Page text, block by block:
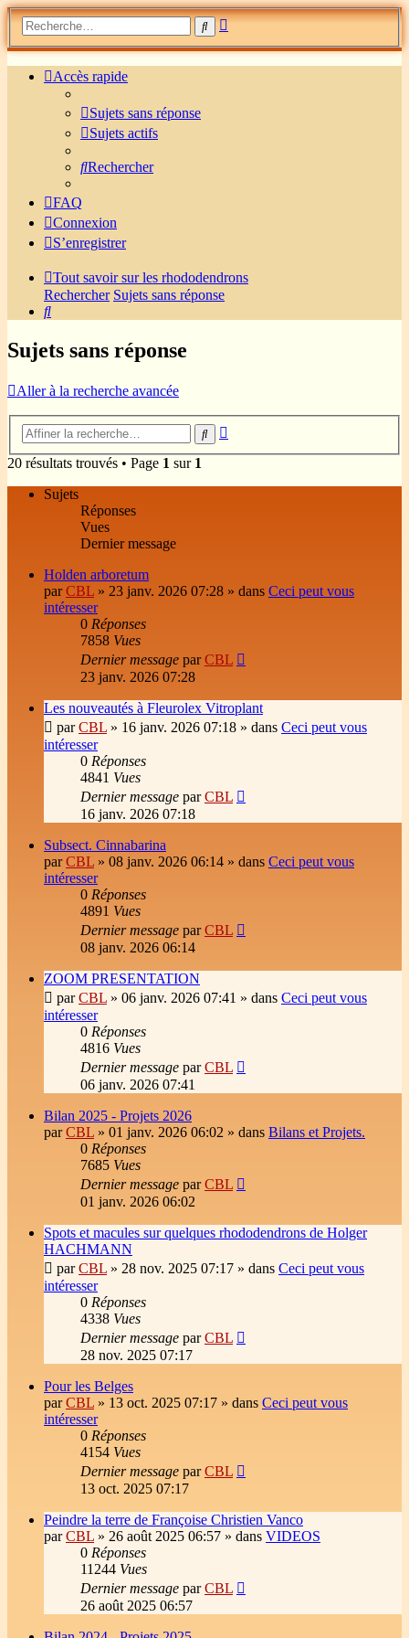
Rechercher
Recherche
Accès rapide
Sujets sans réponse
Sujets actifs
Rechercher
FAQ
Connexion
S’enregistrer
Tout savoir sur les rhododendrons
Rechercher Sujets sans réponse
Rechercher
Sujets sans réponse
Aller à la recherche avancée
Rechercher
20 résultats trouvés • Page 1 sur 1
Sujets
Réponses
Vues
Dernier message
Holden arboretum
parCBL » 23 janv. 2026 07:28 » dans Ceci peut vous
intéresser
0 Réponses
7858 Vues
Dernier message parCBL
23 janv. 2026 07:28
Les nouveautés à Fleurolex Vitroplant
parCBL » 16 janv. 2026 07:18 » dans Ceci peut vous
intéresser
0 Réponses
4841 Vues
Dernier message parCBL
16 janv. 2026 07:18
Subsect. Cinnabarina
parCBL » 08 janv. 2026 06:14 » dans Ceci peut vous
intéresser
0 Réponses
4891 Vues
Dernier message parCBL
08 janv. 2026 06:14
ZOOM PRESENTATION
parCBL » 06 janv. 2026 07:41 » dans Ceci peut vous
intéresser
0 Réponses
4816 Vues
Dernier message parCBL
06 janv. 2026 07:41
Bilan 2025 - Projets 2026
parCBL » 01 janv. 2026 06:02 » dans Bilans et Projets.
0 Réponses
7685 Vues
Dernier message parCBL
01 janv. 2026 06:02
Spots et macules sur quelques rhododendrons de Holger
HACHMANN
parCBL » 28 nov. 2025 07:17 » dans Ceci peut vous
intéresser
0 Réponses
4338 Vues
Dernier message parCBL
28 nov. 2025 07:17
Pour les Belges
parCBL » 13 oct. 2025 07:17 » dans Ceci peut vous
intéresser
0 Réponses
4154 Vues
Dernier message parCBL
13 oct. 2025 07:17
Peindre la terre de Françoise Christien Vanco
parCBL » 26 août 2025 06:57 » dans VIDEOS
0 Réponses
11244 Vues
Dernier message parCBL
26 août 2025 06:57